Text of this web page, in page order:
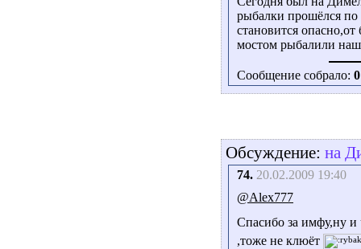
рыбалки прошёлся
становится
мостом рыбалили
Сообщение собрало: 0
Обсуждение: на
74. 20.02.2009 19:40
@Alex777
Спасибо за имфу,ну и
,тоже не клюёт